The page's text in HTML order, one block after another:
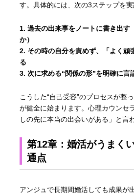
す。具体的には、次の3ステップを実
過去の出来事をノートに書き出す
か）
その時の自分を責めず、「よく頑
る
次に求める“関係の形”を明確に言
こうした“自己受容”のプロセスが整
が健全に始まります。心理カウンセ
しの先に本当の出会いがある」と言
第12章：婚活がうまく
通点
アンジュで長期間婚活しても成果が